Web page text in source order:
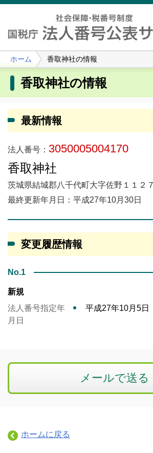
ホーム 香取神社の情報
香取神社の情報
最新情報
法人番号： 3050005004170
香取神社
茨城県結城郡八千代町大字佐野１１２
最終更新年月日：平成27年10月30日
変更履歴情報
No.1
新規
法人番号指定年
月日
平成27年10月5日
メールで送る
ホームに戻る